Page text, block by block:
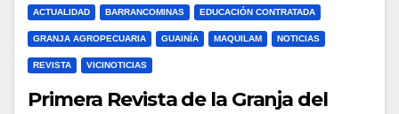
ACTUALIDAD BARRANCOMINAS EDUCACIÓN CONTRATADA
GRANJA AGROPECUARIA GUAINÍA MAQUILAM NOTICIAS
REVISTA VICINOTICIAS
Primera Revista de la Granja del